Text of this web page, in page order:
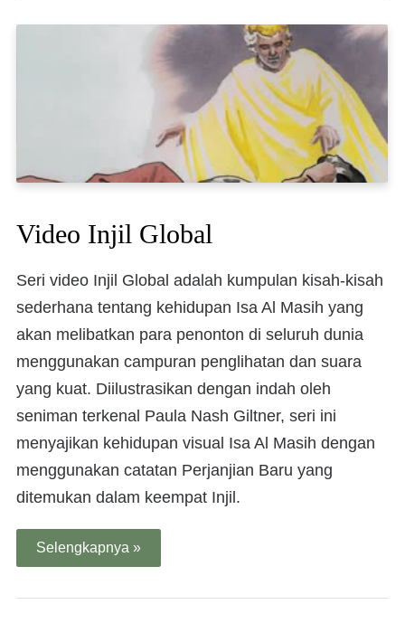
Video Injil Global
Seri video Injil Global adalah kumpulan kisah-kisah
sederhana tentang kehidupan Isa Al Masih yang
akan melibatkan para penonton di seluruh dunia
menggunakan campuran penglihatan dan suara
yang kuat. Diilustrasikan dengan indah oleh
seniman terkenal Paula Nash Giltner, seri ini
menyajikan kehidupan visual Isa Al Masih dengan
menggunakan catatan Perjanjian Baru yang
ditemukan dalam keempat Injil.
Selengkapnya »